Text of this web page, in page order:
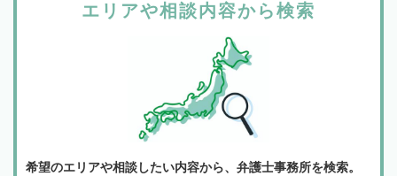
エリアや相談内容から検索
希望のエリアや相談したい内容から、弁護士事務所を検索。